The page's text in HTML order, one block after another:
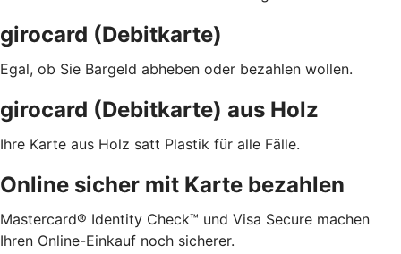
girocard (Debitkarte)
Egal, ob Sie Bargeld abheben oder bezahlen wollen.
girocard (Debitkarte) aus Holz
Ihre Karte aus Holz satt Plastik für alle Fälle.
Online sicher mit Karte bezahlen
Mastercard® Identity Check™ und Visa Secure machen
Ihren Online-Einkauf noch sicherer.